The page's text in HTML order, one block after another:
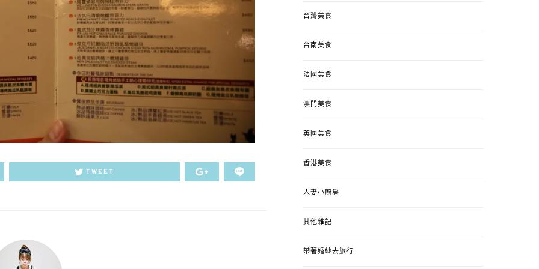
TWEET
台灣美食
台南美食
法國美食
澳門美食
英國美食
香港美食
人妻小廚房
其他雜記
帶著婚紗去旅行